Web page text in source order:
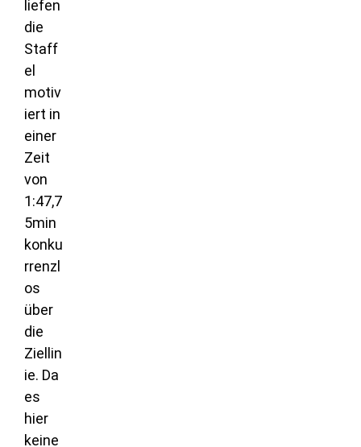
liefen
die
Staff
el
motiv
iert in
einer
Zeit
von
1:47,7
5min
konku
rrenzl
os
über
die
Ziellin
ie. Da
es
hier
keine